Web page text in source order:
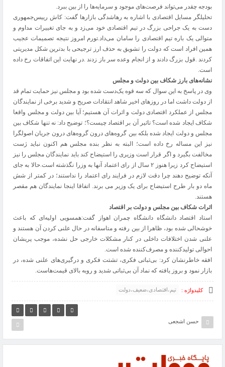
بودجه چقدر می‌تواند فرصت‌های موجود و سرمایه‌ها را از بین ببرد.
تحلیلگر مسایل اقتصادی با اشاره به رهاشدگی بازارها گفت: کاش رییس‌جمهوری
دست به یک جراحی بزرگ در تیم اقتصادی خود می‌زد و به جای تغییرات مداوم و
متوالی یک باره تیم اقتصادی را سامان می‌داد.تورم امروز نتیجه تصمیمات عجیب
همین افراد است که دولت را تشویق به حذف ارز ترجیحی با بدترین شکل مدیریتی
کردند .قول بزرگ دادند و از انجام وعده سر باز زدند .در نهایت این اتفاقات رخ داده
است.
نشانه‌های بارز شکاف بین دولت و مجلس
وی در پاسخ به این سوال که سه قوه یک‌دست شده بود و مجلس نیز حمایت تمام قد
از دولت داشت اما در روزهای اخیر شاهد انتقادات صریح و شدید برخی از نمایندگان
مجلس از عملکرد اقتصادی دولت و اثرات آن هستیم؛ آیا بین دولت و مجلس واقعا
شکاف ایجاد شده است؟‌ تاثیر آن بر اقتصاد چیست؟؛ توضیح داد: نه تنها شکاف بین
مجلس و دولت ایجاد شده بلکه بین گروه‌های درون گروه‌های درون جریان اصولگرا
نیز این مساله رخ داده است؛ البته به نظر بنده مجلس هم اکنون نباید ژست
مخالفت بگیرد و اگر قرار است وزیری را استیضاح کند باید نمایندگان مجلس را نیز
استیضاح کرد زیرا هنوز ۲ سال از رای اعتماد آنها به وزرا نگذشته است.حالا به جای
آنکه توضیح دهند چرا دقت لازم در فرایند رای اعتماد را نداستند؛ در کمتر از شش
ماه دو بار طرح استیضاح برای یک وزیر می برند. اتفاقا اینجا نمایندگان هم مقصر
هستند.
اثرات شکاف بین مجلس و دولت بر اقتصاد
استاد اقتصاد دانشگاه دانشگاه چمران اهواز گفت:همسویی اولیه‌ای که باعث
خوشحالی شده بود، ظاهرا از بین رفته و متاسفانه در حال علنی کردن آن هستند و
علنی شدن اختلافات داخلی در کنار مشکلات خارجی حل نشده، موجب پریشان
احوالی تولیدکننده و مصرف‌کننده شده است.
افقه خاطرنشان کرد: بی‌ثباتی فکری، تشتت فکری و درگیری‌های علنی شده، در
بازار نمود و بروز یافته که نماد آن بی‌ثباتی شدید و روبه بالای قیمت‌هاست.
کلیدواژه : تیم،اقتصادی،ضعیف،دولت
حسن اشجعی